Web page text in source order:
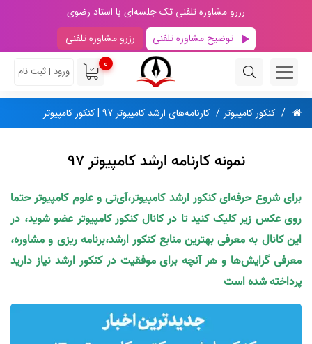
رزرو مشاوره تلفنی تک جلسه‌ای با استاد رضوی
توضیح مشاوره تلفنی
رزرو مشاوره تلفنی
0
ورود | ثبت نام
کنکور کامپیوتر کارنامه‌های ارشد کامپیوتر 97 | کنکور کامپیوتر
نمونه کارنامه ارشد کامپیوتر 97
برای شروع حرفه‌ای کنکور ارشد کامپیوتر،آی‌تی و علوم کامپیوتر حتما
روی عکس زیر کلیک کنید تا در کانال کنکور کامپیوتر عضو شوید، در
این کانال به معرفی بهترین منابع کنکور ارشد،برنامه ریزی و مشاوره،
معرفی گرایش‌ها و هر آنچه برای موفقیت در کنکور ارشد نیاز دارید
پرداخته شده است